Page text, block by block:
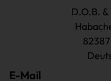
D.O.B.
E-Mail